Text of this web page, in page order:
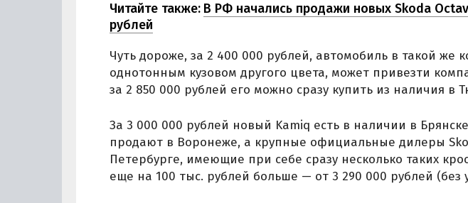
Читайте также: В РФ начались продажи новых Skoda
рублей
Чуть дороже, за 2 400 000 рублей, автомобиль в такой же
однотонным кузовом другого цвета, может привезти
за 2 850 000 рублей его можно сразу купить из наличия в
За 3 000 000 рублей новый Kamiq есть в наличии в
продают в Воронеже, а крупные официальные дилеры
Петербурге, имеющие при себе сразу несколько таких
еще на 100 тыс. рублей больше — от 3 290 000 рублей (без